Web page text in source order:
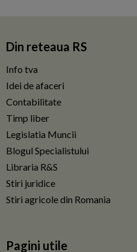
Din reteaua RS
Info tva
Idei de afaceri
Contabilitate
Timp liber
Legislatia Muncii
Blogul Specialistului
Libraria R&S
Stiri juridice
Stiri agricole din Romania
Pagini utile